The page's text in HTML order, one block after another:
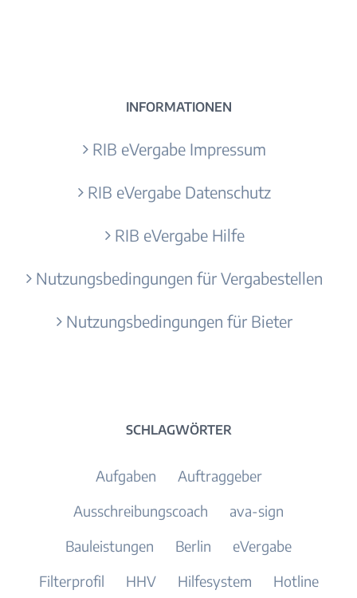
INFORMATIONEN
RIB eVergabe Impressum
RIB eVergabe Datenschutz
RIB eVergabe Hilfe
Nutzungsbedingungen für Vergabestellen
Nutzungsbedingungen für Bieter
SCHLAGWÖRTER
Aufgaben
Auftraggeber
Ausschreibungscoach
ava-sign
Bauleistungen
Berlin
eVergabe
Filterprofil
HHV Hilfesystem
Hotline